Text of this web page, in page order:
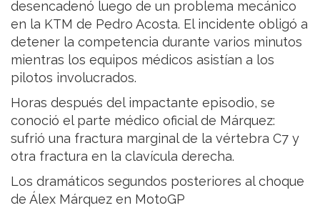
desencadenó luego de un problema mecánico
en la KTM de Pedro Acosta. El incidente obligó a
detener la competencia durante varios minutos
mientras los equipos médicos asistían a los
pilotos involucrados.
Horas después del impactante episodio, se
conoció el parte médico oficial de Márquez:
sufrió una fractura marginal de la vértebra C7 y
otra fractura en la clavícula derecha.
Los dramáticos segundos posteriores al choque
de Álex Márquez en MotoGP